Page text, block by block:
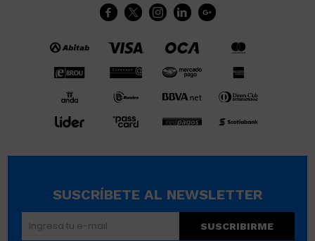
    
SUSCRÍBETE AL NEWSLETTER
SUSCRIBIRME